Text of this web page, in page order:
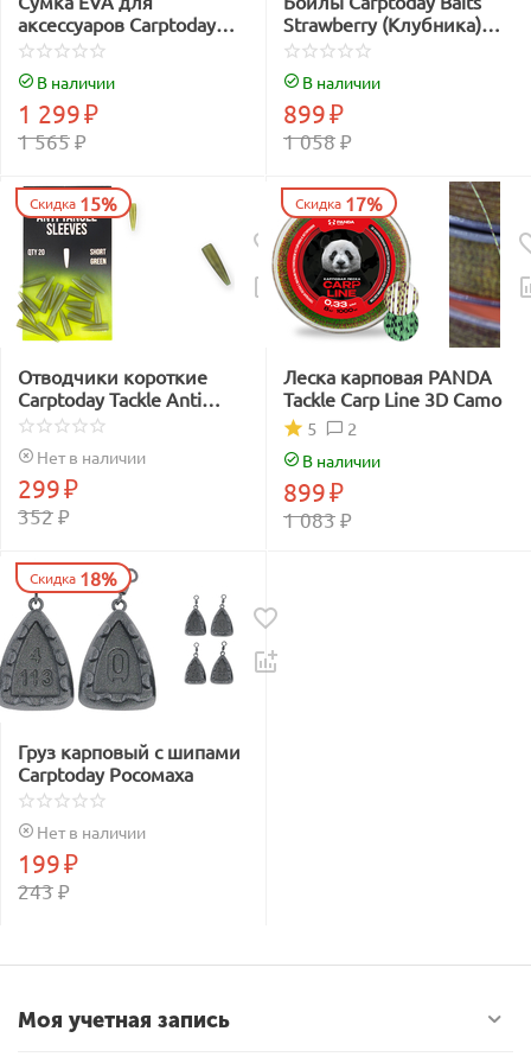
аксессуаров Carptoday
Aqua Accessory Box
System
В наличии
1 565₽
1 299₽
Strawberry (Клубника)
1кг
В наличии
1 058₽
899₽
Скидка 15%
Отводчики короткие
Carptoday Tackle Anti
Tangle Sleeves Short
зелёные
Нет в наличии
352₽
299₽
Скидка 17%
Леска карповая PANDA
Tackle Carp Line 3D Camo
2
5
В наличии
1 083₽
899₽
Скидка 18%
Груз карповый с шипами
Carptoday Росомаха
Нет в наличии
243₽
199₽
Моя учетная запись